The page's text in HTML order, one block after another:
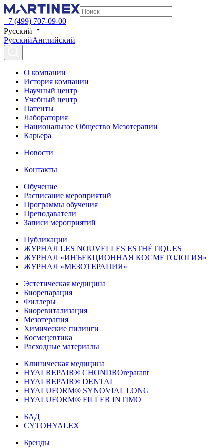
+7 (499) 707-09-00
Русский
РусскийАнглийский
О компании
История компании
Научный центр
Учебный центр
Патенты
Лаборатория
Национальное Общество Мезотерапии
Карьера
Новости
Контакты
Обучение
Расписание мероприятий
Программы обучения
Преподаватели
Записи мероприятий
Публикации
ЖУРНАЛ LES NOUVELLES ESTHÉTIQUES
ЖУРНАЛ «ИНЪЕКЦИОННАЯ КОСМЕТОЛОГИЯ»
ЖУРНАЛ «МЕЗОТЕРАПИЯ»
Эстетическая медицина
Биорепарация
Филлеры
Биоревитализация
Мезотерапия
Химические пилинги
Космецевтика
Расходные материалы
Клиническая медицина
HYALREPAIR® CHONDROreparant
HYALREPAIR® DENTAL
HYALUFORM® SYNOVIAL LONG
HYALUFORM® FILLER INTIMO
БАД
CYTOHYALEX
Бренды